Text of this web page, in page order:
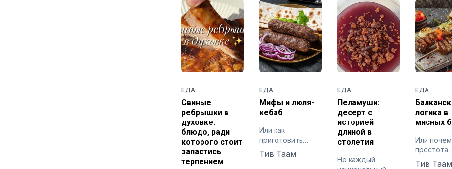
ЕДА
Свиные
ребрышки в
духовке:
блюдо, ради
которого стоит
запастись
терпением
ЕДА
Мифы и люля-
кебаб
Или как
приготовить
идеальный
Тив Таам
ЕДА
Пеламуши:
десерт с
историей
длиной в
столетия
Не каждый
ЕДА
логика в
мясных
Или
простота
требует
Тив Таам